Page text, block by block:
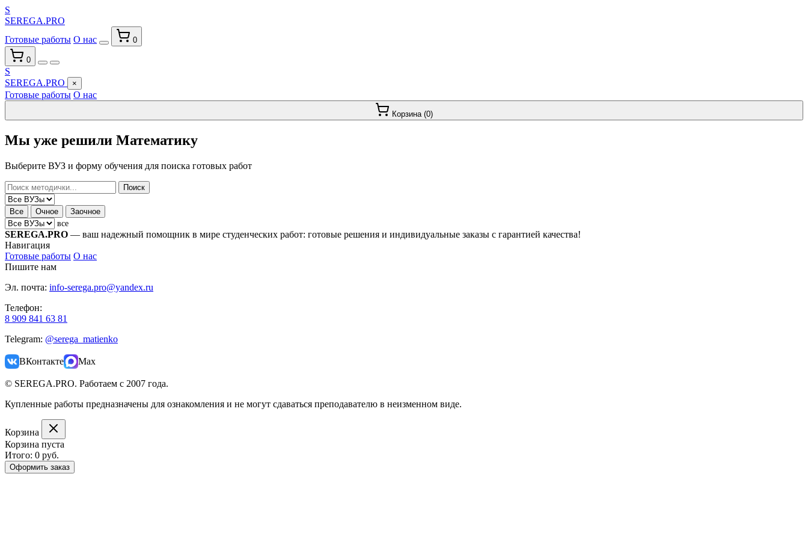
S
SEREGA.PRO
Готовые работы О нас 0
0
S
SEREGA.PRO
×
Готовые работы О нас
Корзина (0)
Мы уже решили Математику
Выберите ВУЗ и форму обучения для поиска готовых работ
Поиск
Все Очное Заочное
все
SEREGA.PRO — ваш надежный помощник в мире студенческих работ: готовые решения и индивидуальные заказы с гарантией качества!
Навигация
Готовые работы О нас
Пишите нам
Эл. почта: info-serega.pro@yandex.ru
Телефон:
8 909 841 63 81
Telegram: @serega_matienko
ВКонтакте Max
© SEREGA.PRO. Работаем с 2007 года.
Купленные работы предназначены для ознакомления и не могут сдаваться преподавателю в неизменном виде.
Корзина
Корзина пуста
Итого: 0 руб.
Оформить заказ